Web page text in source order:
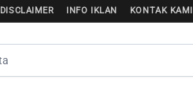
DISCLAIMER INFO IKLAN KONTAK KAMI